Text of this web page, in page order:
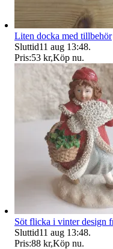
Liten docka med tillbehör
Sluttid11 aug 13:48.
Pris:53 kr,Köp nu.
Söt flicka i vinter design
Sluttid11 aug 13:48.
Pris:88 kr,Köp nu.